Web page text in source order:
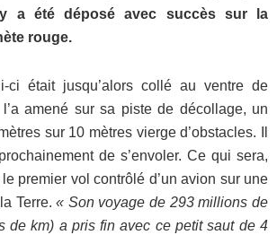
a été déposé avec succès sur la
rouge.
ci était jusqu’alors collé au ventre de
amené sur sa piste de décollage, un
sur 10 mètres vierge d’obstacles. Il
de s’envoler. Ce qui sera,
premier vol contrôlé d’un avion sur une
Terre.« Son voyage de 293 millions de
de km) a pris fin avec ce petit saut de 4